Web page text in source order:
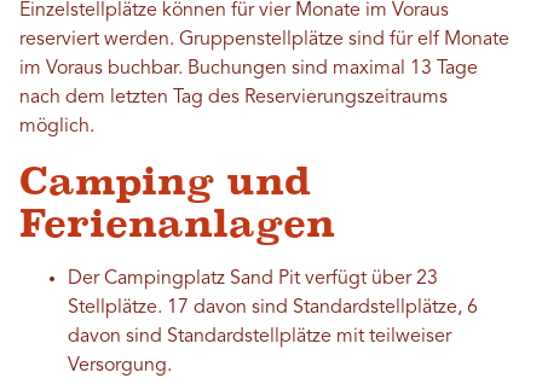
Einzelstellplätze können für vier Monate im Voraus
reserviert werden. Gruppenstellplätze sind für elf Monate
im Voraus buchbar. Buchungen sind maximal 13 Tage
nach dem letzten Tag des Reservierungszeitraums
möglich.
Camping und
Ferienanlagen
Der Campingplatz Sand Pit verfügt über 23
Stellplätze. 17 davon sind Standardstellplätze, 6
davon sind Standardstellplätze mit teilweiser
Versorgung.